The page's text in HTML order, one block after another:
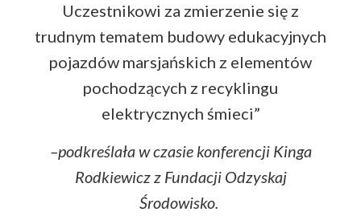
Uczestnikowi za zmierzenie się z
trudnym tematem budowy edukacyjnych
pojazdów marsjańskich z elementów
pochodzących z recyklingu
elektrycznych śmieci”
–podkreślała w czasie konferencji Kinga
Rodkiewicz z Fundacji Odzyskaj
Środowisko.